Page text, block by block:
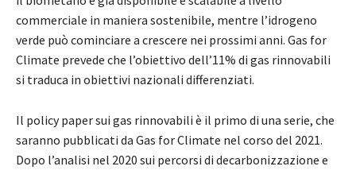
commerciale in maniera sostenibile, mentre l’idrogeno
verde può cominciare a crescere nei prossimi anni. Gas for
Climate prevede che l’obiettivo dell’11% di gas rinnovabili
si traduca in obiettivi nazionali differenziati.
Il policy paper sui gas rinnovabili è il primo di una serie, che
saranno pubblicati da Gas for Climate nel corso del 2021.
Dopo l’analisi nel 2020 sui percorsi di decarbonizzazione e